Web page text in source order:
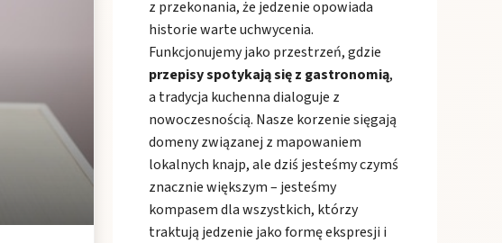
z przekonania, że jedzenie opowiada
historie warte uchwycenia.
Funkcjonujemy jako przestrzeń, gdzie
przepisy spotykają się z gastronomią,
a tradycja kuchenna dialoguje z
nowoczesnością. Nasze korzenie sięgają
domeny związanej z mapowaniem
lokalnych knajp, ale dziś jesteśmy czymś
znacznie większym – jesteśmy
kompasem dla wszystkich, którzy
traktują jedzenie jako formę ekspresji i